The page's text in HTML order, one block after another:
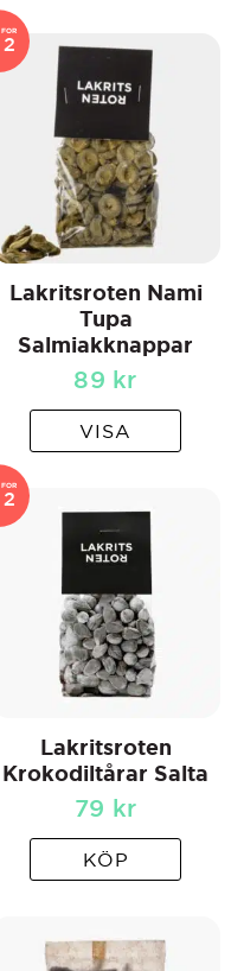
FOR
2
Lakritsroten Nami
Tupa
Salmiakknappar
89 kr
VISA
FOR
2
Lakritsroten
Krokodiltårar Salta
79 kr
KÖP